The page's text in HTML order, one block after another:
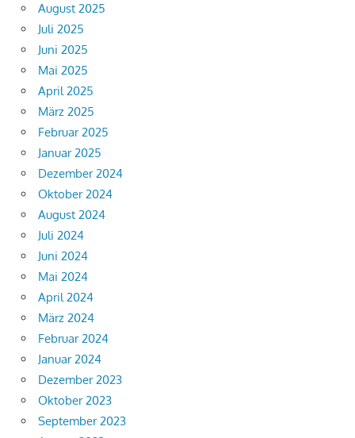
August 2025
Juli 2025
Juni 2025
Mai 2025
April 2025
März 2025
Februar 2025
Januar 2025
Dezember 2024
Oktober 2024
August 2024
Juli 2024
Juni 2024
Mai 2024
April 2024
März 2024
Februar 2024
Januar 2024
Dezember 2023
Oktober 2023
September 2023